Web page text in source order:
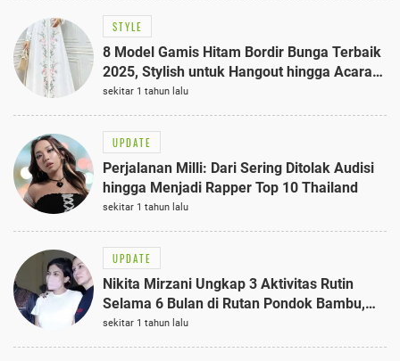
STYLE
8 Model Gamis Hitam Bordir Bunga Terbaik
2025, Stylish untuk Hangout hingga Acara
Semi-Formal
sekitar 1 tahun lalu
UPDATE
Perjalanan Milli: Dari Sering Ditolak Audisi
hingga Menjadi Rapper Top 10 Thailand
sekitar 1 tahun lalu
UPDATE
Nikita Mirzani Ungkap 3 Aktivitas Rutin
Selama 6 Bulan di Rutan Pondok Bambu,
Terungkap!
sekitar 1 tahun lalu